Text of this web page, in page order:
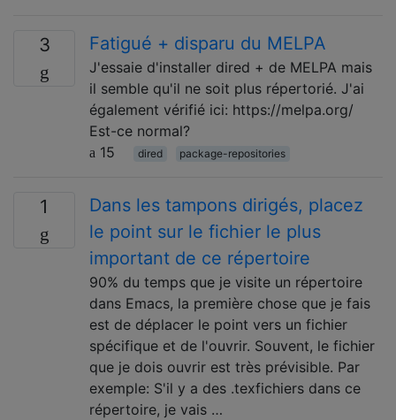
3 Fatigué + disparu du MELPA
J'essaie d'installer dired + de MELPA mais
il semble qu'il ne soit plus répertorié. J'ai
également vérifié ici: https://melpa.org/
Est-ce normal?
15
dired package-repositories
1
Dans les tampons dirigés, placez
le point sur le fichier le plus
important de ce répertoire
90% du temps que je visite un répertoire
dans Emacs, la première chose que je fais
est de déplacer le point vers un fichier
spécifique et de l'ouvrir. Souvent, le fichier
que je dois ouvrir est très prévisible. Par
exemple: S'il y a des .texfichiers dans ce
répertoire, je vais …